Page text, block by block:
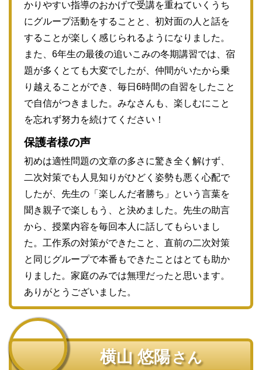
かりやすい指導のおかげで受講を重ねていくうち
にグループ活動をすることと、初対面の人と話を
することが楽しく感じられるようになりました。
また、6年生の最後の追いこみの冬期講習では、宿
題が多くとても大変でしたが、仲間がいたから乗
り越えることができ、毎日6時間の自習をしたこと
で自信がつきました。みなさんも、楽しむにこと
を忘れず努力を続けてください！
保護者様の声
初めは適性問題の文章の多さに驚き全く解けず、
二次対策でも人見知りがひどく姿勢も悪く心配で
したが、先生の「楽しんだ者勝ち」という言葉を
聞き親子で楽しもう、と決めました。先生の助言
から、授業内容を毎回本人に話してもらいまし
た。工作系の対策ができたこと、直前の二次対策
と同じグループで本番もできたことはとても助か
りました。家庭のみでは無理だったと思います。
ありがとうございました。
横山 悠陽さん